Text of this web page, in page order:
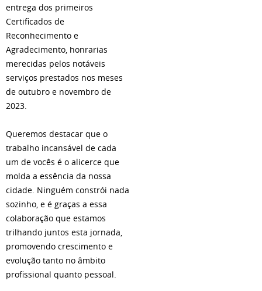
entrega dos primeiros
Certificados de
Reconhecimento e
Agradecimento, honrarias
merecidas pelos notáveis
serviços prestados nos meses
de outubro e novembro de
2023.
Queremos destacar que o
trabalho incansável de cada
um de vocês é o alicerce que
molda a essência da nossa
cidade. Ninguém constrói nada
sozinho, e é graças a essa
colaboração que estamos
trilhando juntos esta jornada,
promovendo crescimento e
evolução tanto no âmbito
profissional quanto pessoal.